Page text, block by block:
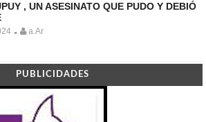
, UN ASESINATO QUE PUDO Y DEBIÓ
- a.Ar
PUBLICIDADES